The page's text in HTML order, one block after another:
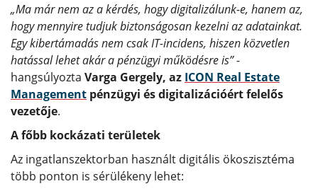
„Ma már nem az a kérdés, hogy digitalizálunk-e, hanem az,
hogy mennyire tudjuk biztonságosan kezelni az adatainkat.
Egy kibertámadás nem csak IT-incidens, hiszen közvetlen
hatással lehet akár a pénzügyi működésre is” -
hangsúlyozta Varga Gergely, az ICON Real Estate
Management pénzügyi és digitalizációért felelős
vezetője.
A főbb kockázati területek
Az ingatlanszektorban használt digitális ökoszisztéma
több ponton is sérülékeny lehet: